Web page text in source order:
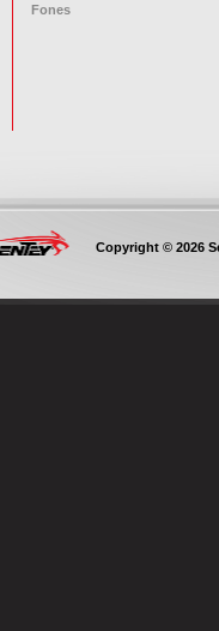
Fones
Copyright © 2026